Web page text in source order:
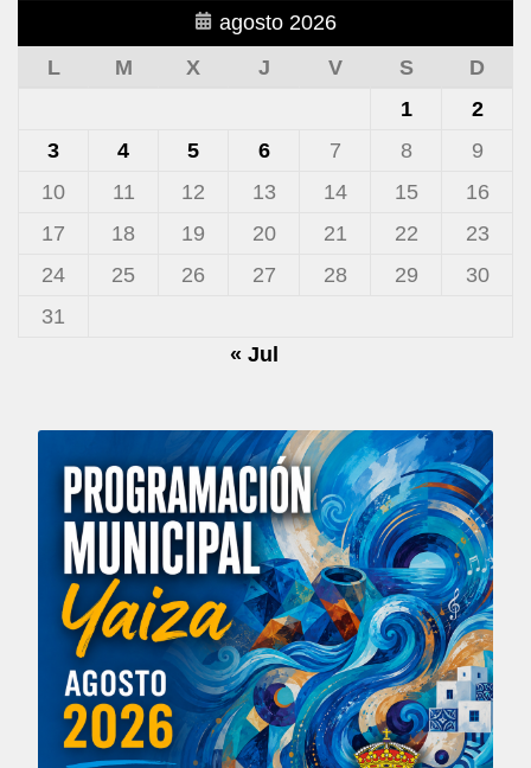
agosto 2026
L
M X J V S
D
1
2
3
4 5 6 7 8
9
10
11 12 13 14 15
16
17
18 19 20 21 22
23
24
25 26 27 28 29
30
31
« Jul